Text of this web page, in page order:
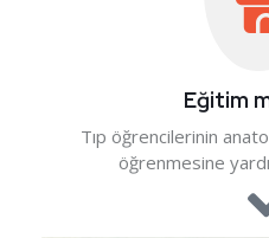
Eğitim
Tıp öğrencilerinin
öğrenmesine